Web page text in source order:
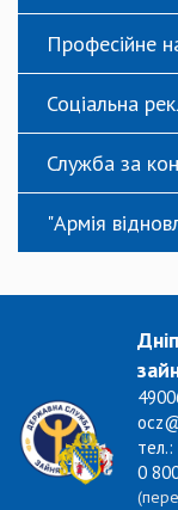
Професійне
Соціальна
Служба за
"Армія
0